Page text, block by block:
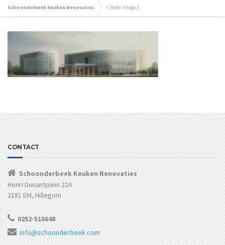
Schoonderbeek Keuken Renovaties > Slider Image 1
CONTACT
Schoonderbeek Keuken Renovaties
Henri Dunantplein 22A
2181 EM, Hillegom
0252-516648
info@schoonderbeek.com